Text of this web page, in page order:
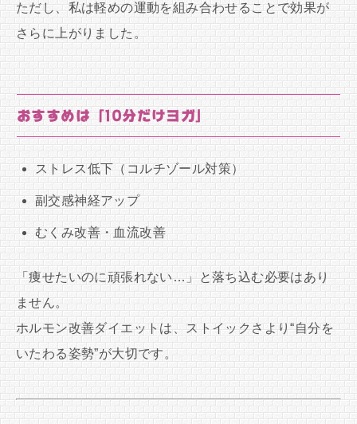
ただし、私は軽めの運動を組み合わせることで効果が
さらに上がりました。
おすすめは「10分だけヨガ」
ストレス低下（コルチゾール対策）
副交感神経アップ
むくみ改善・血流改善
「痩せたいのに頑張れない…」と落ち込む必要はあり
ません。
ホルモン改善ダイエットは、ストイックさより“自分を
いたわる姿勢”が大切です。